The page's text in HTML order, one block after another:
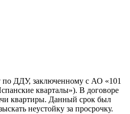
по ДДУ, заключенному с АО «101
кварталы»). В договоре
квартиры. Данный срок был
неустойку за просрочку.